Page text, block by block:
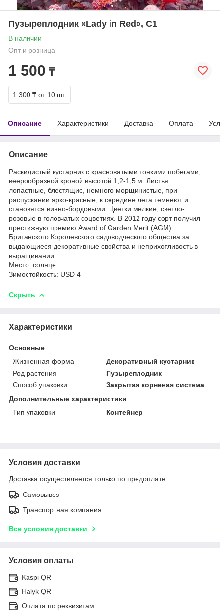
Пузыреплодник «Lady in Red», С1
В наличии
Опт и розница
1 500 ₸
1 300 ₸ от 10 шт.
Описание Характеристики Доставка Оплата
Описание
Раскидистый кустарник с красноватыми тонкими побегами,
веерообразной кроной высотой 1,2-1,5 м. Листья
лопастные, блестящие, немного морщинистые, при
распускании ярко-красные, к середине лета темнеют и
становятся винно-бордовыми. Цветки мелкие, светло-
розовые в головчатых соцветиях. В 2012 году сорт получил
престижную премию Award of Garden Merit (AGM)
Британского Королевского садоводческого общества за
выдающиеся декоративные свойства и неприхотливость в
выращивании.
Место: солнце.
Зимостойкость: USD 4
Скрыть
Характеристики
Основные
Жизненная форма
Декоративный кустарник
Род растения
Пузыреплодник
Способ упаковки
Закрытая корневая система
Дополнительные характеристики
Тип упаковки
Контейнер
Условия доставки
Доставка осуществляется только по предоплате.
Самовывоз
Транспортная компания
Все условия доставки
Условия оплаты
Kaspi QR
Halyk QR
Оплата по реквизитам